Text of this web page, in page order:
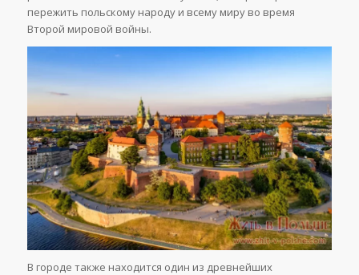
пережить польскому народу и всему миру во время
Второй мировой войны.
В городе также находится один из древнейших